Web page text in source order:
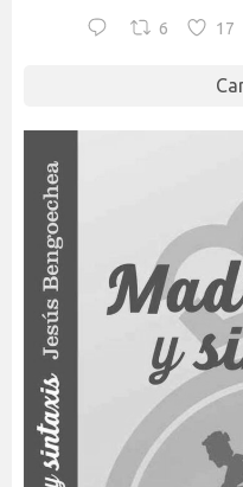
6 17